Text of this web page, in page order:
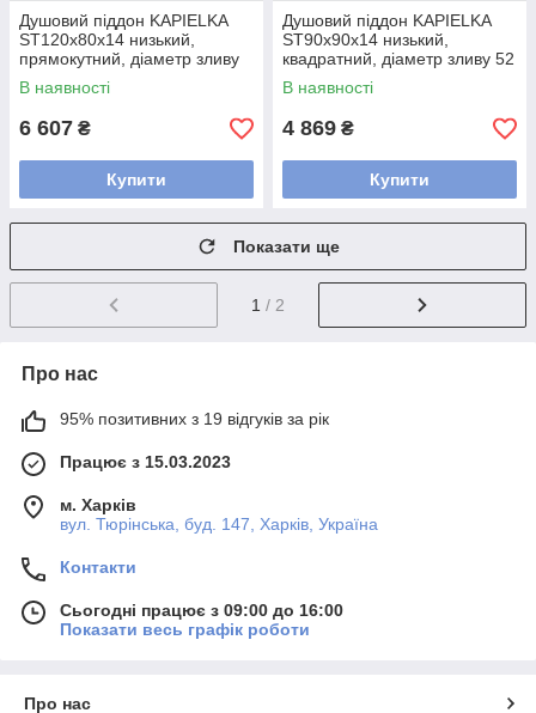
Душовий піддон KAPIELKA
ST120x80х14 низький,
прямокутний, діаметр зливу
52 мм Lidz
В наявності
6 607 ₴
Купити
Душовий піддон KAPIELKA
ST90x90х14 низький,
квадратний, діаметр зливу 52
мм Lidz
В наявності
4 869 ₴
Купити
Показати ще
1 / 2
Про нас
95% позитивних з 19 відгуків за рік
Працює з 15.03.2023
м. Харків
вул. Тюрінська, буд. 147, Харків, Україна
Контакти
Сьогодні працює з 09:00 до 16:00
Показати весь графік роботи
Про нас